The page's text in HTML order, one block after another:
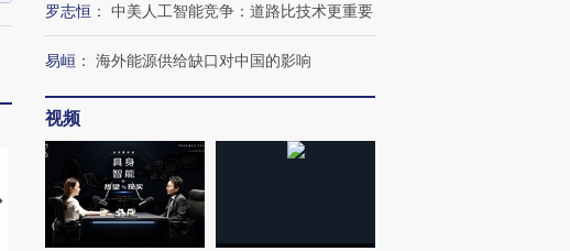
马航飞行员跨国走私7万
粒摇头丸 尿检体内含3种
视线｜HYROX的吸金
术：是什么让中产们甘
心“花钱找虐”？
要防空导弹“救急”
罗志恒 ： 中美人工智能竞争：道路比技术更重要
易峘 ： 海外能源供给缺口对中国的影响
视频